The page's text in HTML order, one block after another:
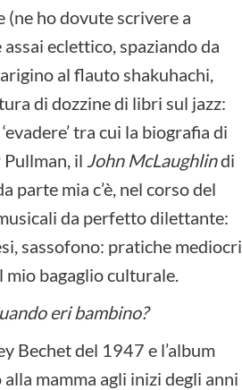
ho dovute scrivere a
eclettico, spaziando da
al flauto shakuhachi,
di dozzine di libri sul jazz:
tra cui la biografia di
il John McLaughlindi
parte mia c’è, nel corso del
da perfetto dilettante:
sassofono: pratiche mediocri
mio bagaglio culturale.
eri bambino?
Bechet del 1947 e l’album
mamma agli inizi degli anni